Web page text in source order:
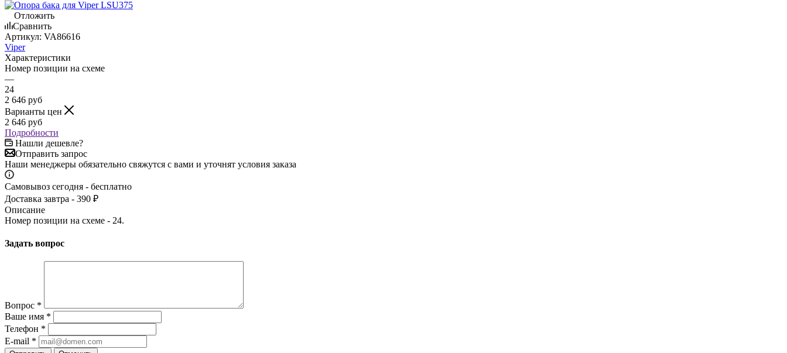
Отложить
Сравнить
Артикул: VA86616
Viper
Характеристики
Номер позиции на схеме
—
24
2 646 руб
Варианты цен
2 646 руб
Подробности
Нашли дешевле?
Отправить запрос
Наши менеджеры обязательно свяжутся с вами и уточнят условия заказа
Самовывоз сегодня - бесплатно
Доставка завтра - 390 ₽
Описание
Номер позиции на схеме - 24.
Задать вопрос
Вопрос *
Ваше имя *
Телефон *
E-mail *